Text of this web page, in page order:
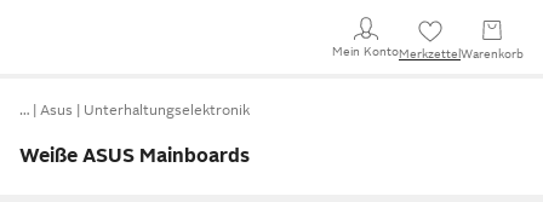
Mein KontoMerkzettel Warenkorb
… Asus Unterhaltungselektronik
Weiße ASUS Mainboards